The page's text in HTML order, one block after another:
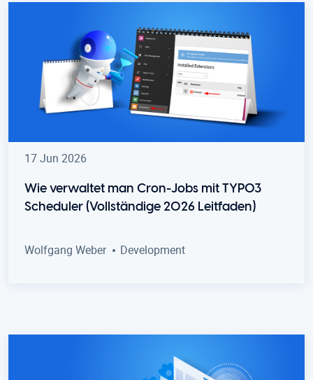
17 Jun 2026
Wie verwaltet man Cron-Jobs mit TYPO3
Scheduler (Vollständige 2026 Leitfaden)
Wolfgang Weber Development